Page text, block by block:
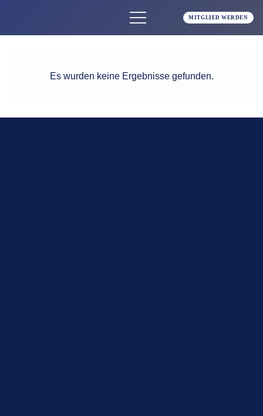
MITGLIED WERDEN
Es wurden keine Ergebnisse gefunden.